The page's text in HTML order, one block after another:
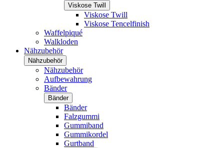
Viskose Twill
Viskose Twill
Viskose Tencelfinish
Waffelpiqué
Walkloden
Nähzubehör
Nähzubehör
Nähzubehör
Aufbewahrung
Bänder
Bänder
Bänder
Falzgummi
Gummiband
Gummikordel
Gurtband